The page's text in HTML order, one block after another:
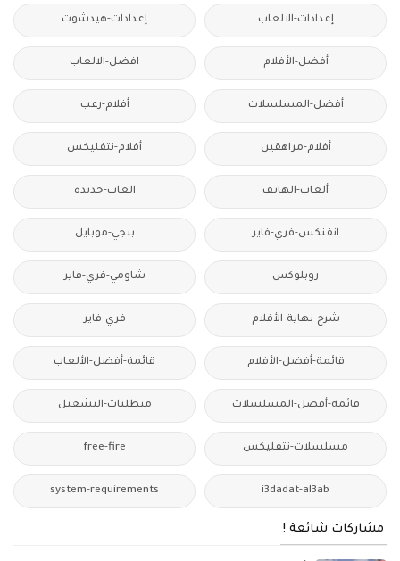
إعدادات-الالعاب إعدادات-هيدشوت
أفضل-الأفلام افضل-الالعاب
أفضل-المسلسلات أفلام-رعب
أفلام-مراهقين أفلام-نتفليكس
ألعاب-الهاتف العاب-جديدة
انفنكس-فري-فاير ببجي-موبايل
روبلوكس شاومي-فري-فاير
شرح-نهاية-الأفلام فري-فاير
قائمة-أفضل-الأفلام قائمة-أفضل-الألعاب
قائمة-أفضل-المسلسلات متطلبات-التشغيل
مسلسلات-نتفليكس free-fire
i3dadat-al3ab
system-requirements
مشاركات شائعة !